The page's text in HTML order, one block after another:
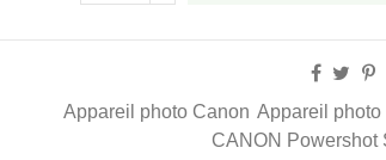
Appareil photo Canon Appareil
CANON Powershot